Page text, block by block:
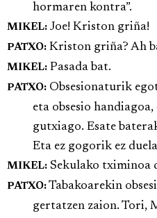
hormaren kontra”.
MIKEL: Joe! Kriston griña!
PATXO: Kriston griña? Ah
MIKEL: Pasada bat.
PATXO: Obsesionaturik
eta obsesio
gutxiago. Esate
Eta ez gogorik ez
MIKEL: Sekulako tximinoa
PATXO: Tabakoarekin
gertatzen zaion. Tori,